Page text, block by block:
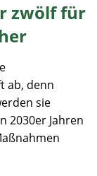
zwölf für
ab, denn
sie
2030er Jahren